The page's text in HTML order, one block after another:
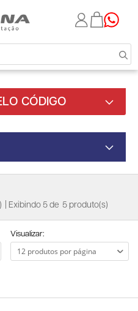
CÓDIGO
| Exibindo 5 de 5 produto(s)
Visualizar: